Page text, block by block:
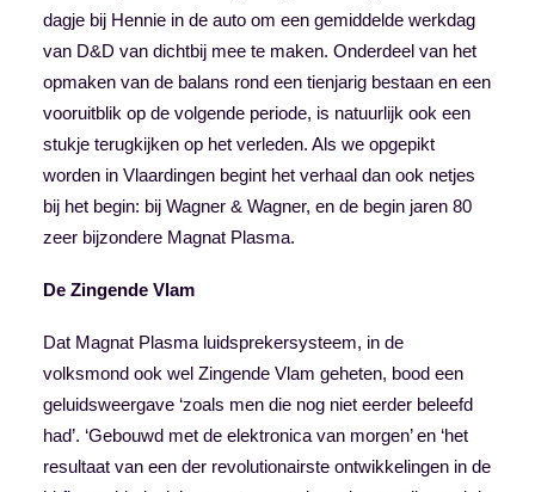
dagje bij Hennie in de auto om een gemiddelde werkdag
van D&D van dichtbij mee te maken. Onderdeel van het
opmaken van de balans rond een tienjarig bestaan en een
vooruitblik op de volgende periode, is natuurlijk ook een
stukje terugkijken op het verleden. Als we opgepikt
worden in Vlaardingen begint het verhaal dan ook netjes
bij het begin: bij Wagner & Wagner, en de begin jaren 80
zeer bijzondere Magnat Plasma.
De Zingende Vlam
Dat Magnat Plasma luidsprekersysteem, in de
volksmond ook wel Zingende Vlam geheten, bood een
geluidsweergave ‘zoals men die nog niet eerder beleefd
had’. ‘Gebouwd met de elektronica van morgen’ en ‘het
resultaat van een der revolutionairste ontwikkelingen in de